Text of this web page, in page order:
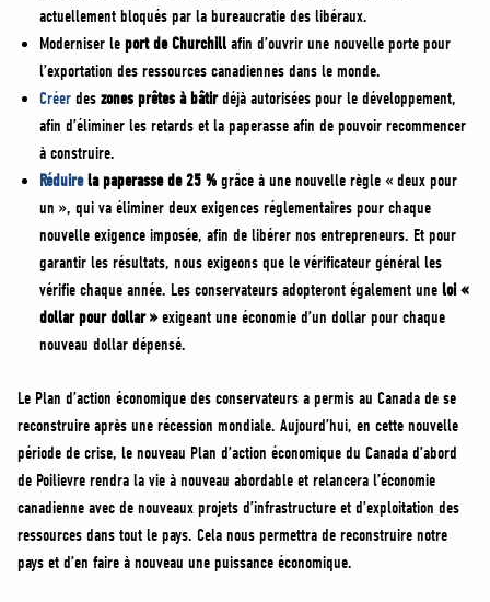
actuellement bloqués par la bureaucratie des libéraux.
Moderniser le port de Churchill afin d’ouvrir une nouvelle porte pour
l’exportation des ressources canadiennes dans le monde.
Créer des zones prêtes à bâtirdéjà autorisées pour le développement,
afin d’éliminer les retards et la paperasse afin de pouvoir recommencer
à construire.
Réduirela paperasse de 25 % grâce à une nouvelle règle « deux pour
un », qui va éliminer deux exigences réglementaires pour chaque
nouvelle exigence imposée, afin de libérer nos entrepreneurs. Et pour
garantir les résultats, nous exigeons que le vérificateur général les
vérifie chaque année. Les conservateurs adopteront également une loi «
dollar pour dollar »exigeant une économie d’un dollar pour chaque
nouveau dollar dépensé.
Le Plan d’action économique des conservateurs a permis au Canada de se
reconstruire après une récession mondiale. Aujourd’hui, en cette nouvelle
période de crise, le nouveau Plan d’action économique du Canada d’abord
de Poilievre rendra la vie à nouveau abordable et relancera l’économie
canadienne avec de nouveaux projets d’infrastructure et d’exploitation des
ressources dans tout le pays. Cela nous permettra de reconstruire notre
pays et d’en faire à nouveau une puissance économique.